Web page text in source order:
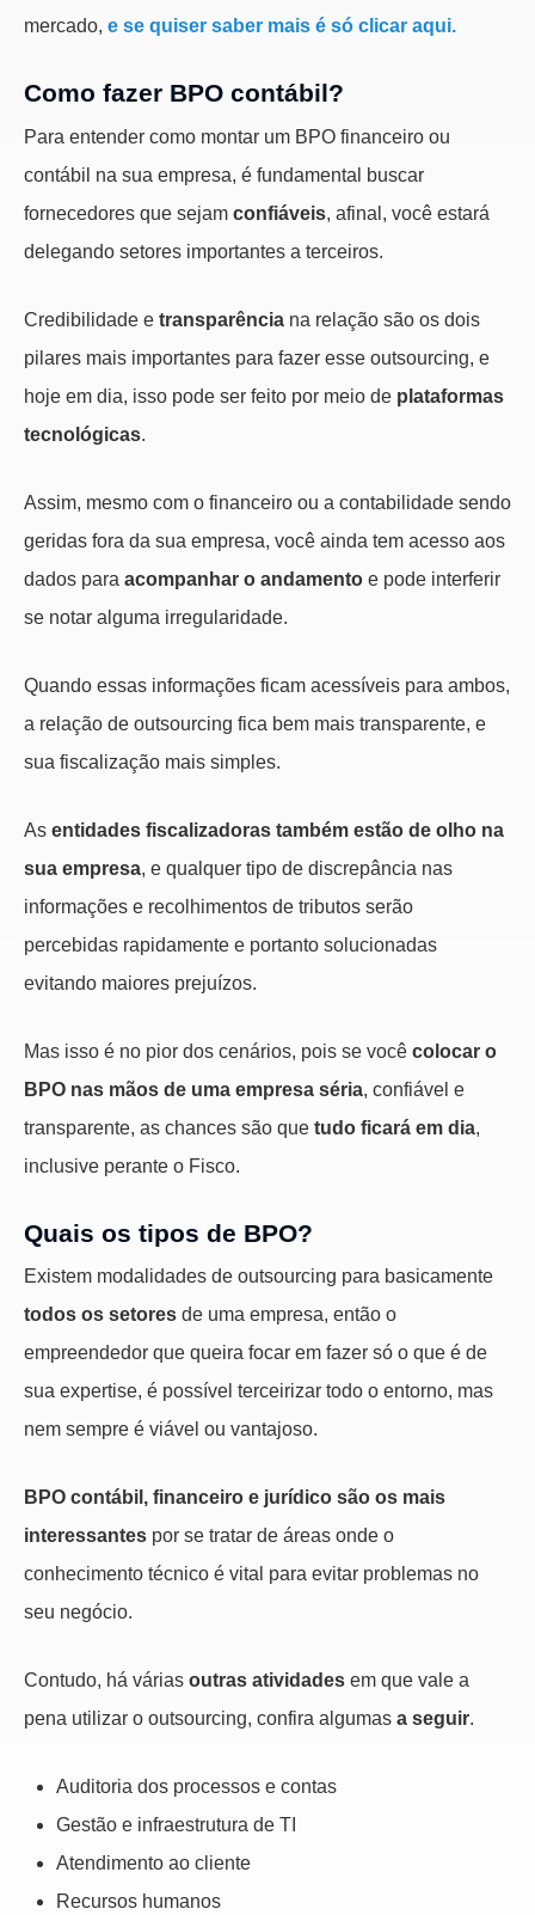
mercado, e se quiser saber mais é só clicar aqui.
Como fazer BPO contábil?
Para entender como montar um BPO financeiro ou
contábil na sua empresa, é fundamental buscar
fornecedores que sejam confiáveis, afinal, você estará
delegando setores importantes a terceiros.
Credibilidade e transparência na relação são os dois
pilares mais importantes para fazer esse outsourcing, e
hoje em dia, isso pode ser feito por meio de plataformas
tecnológicas.
Assim, mesmo com o financeiro ou a contabilidade sendo
geridas fora da sua empresa, você ainda tem acesso aos
dados para acompanhar o andamento e pode interferir
se notar alguma irregularidade.
Quando essas informações ficam acessíveis para ambos,
a relação de outsourcing fica bem mais transparente, e
sua fiscalização mais simples.
As entidades fiscalizadoras também estão de olho na
sua empresa, e qualquer tipo de discrepância nas
informações e recolhimentos de tributos serão
percebidas rapidamente e portanto solucionadas
evitando maiores prejuízos.
Mas isso é no pior dos cenários, pois se você colocar o
BPO nas mãos de uma empresa séria, confiável e
transparente, as chances são que tudo ficará em dia,
inclusive perante o Fisco.
Quais os tipos de BPO?
Existem modalidades de outsourcing para basicamente
todos os setores de uma empresa, então o
empreendedor que queira focar em fazer só o que é de
sua expertise, é possível terceirizar todo o entorno, mas
nem sempre é viável ou vantajoso.
BPO contábil, financeiro e jurídico são os mais
interessantes por se tratar de áreas onde o
conhecimento técnico é vital para evitar problemas no
seu negócio.
Contudo, há várias outras atividades em que vale a
pena utilizar o outsourcing, confira algumas a seguir.
Auditoria dos processos e contas
Gestão e infraestrutura de TI
Atendimento ao cliente
Recursos humanos